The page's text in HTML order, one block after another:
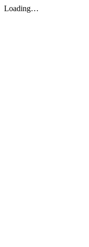
Loading…